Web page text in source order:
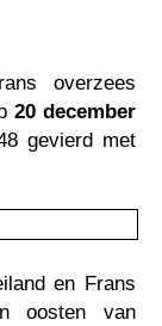
overzees
20 december
gevierd met
en Frans
oosten van